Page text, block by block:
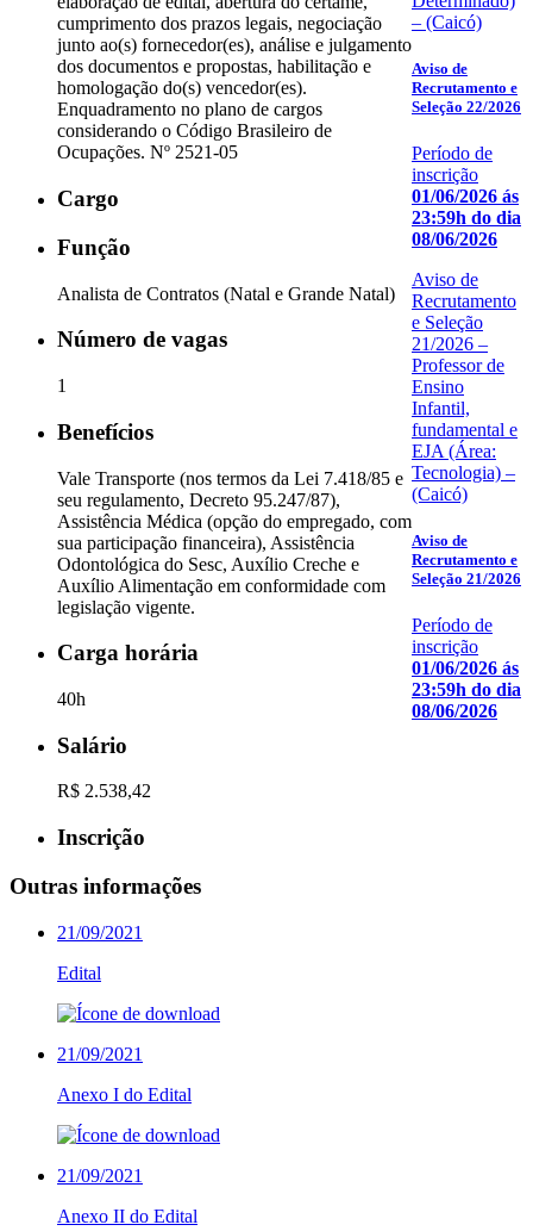
cumprimento dos prazos legais, negociação
junto ao(s) fornecedor(es), análise e julgamento
dos documentos e propostas, habilitação e
homologação do(s) vencedor(es).
Enquadramento no plano de cargos
considerando o Código Brasileiro de
Ocupações. Nº 2521-05
Cargo
Função
Analista de Contratos (Natal e Grande Natal)
Número de vagas
1
Benefícios
Vale Transporte (nos termos da Lei 7.418/85 e
seu regulamento, Decreto 95.247/87),
Assistência Médica (opção do empregado, com
sua participação financeira), Assistência
Odontológica do Sesc, Auxílio Creche e
Auxílio Alimentação em conformidade com
legislação vigente.
Carga horária
40h
Salário
R$ 2.538,42
Inscrição
Outras informações
21/09/2021
Edital
21/09/2021
Anexo I do Edital
21/09/2021
Anexo II do Edital
– (Caicó)
Aviso de
Recrutamento e
Seleção 22/2026
Período de
inscrição
01/06/2026 ás
23:59h do dia
08/06/2026
Aviso de
Recrutamento
e Seleção
21/2026 –
Professor de
Ensino
Infantil,
fundamental e
EJA (Área:
Tecnologia) –
(Caicó)
Aviso de
Recrutamento e
Seleção 21/2026
Período de
inscrição
01/06/2026 ás
23:59h do dia
08/06/2026